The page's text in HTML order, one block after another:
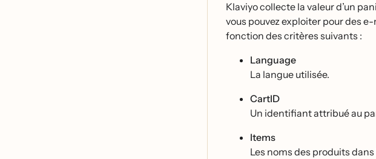
Klaviyo collecte la valeur d’un
vous pouvez exploiter pour des
fonction des critères suivants :
Language
La langue utilisée.
CartID
Un identifiant attribué au
Items
Les noms des produits